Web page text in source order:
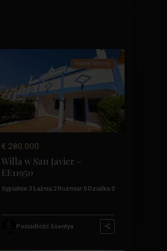
Poprzedni Następny
Rynek Wtórny
€ 280.000
Willa w San Javier –
EE11950
Sypialnie:3 Łaźnia:2 Rozmiar:0 Działka:0
Posiadłość Esentya
Przylądek